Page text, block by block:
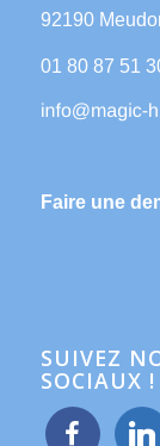
92190
01 80 87 51
Faire une
SUIVEZ
SOCIAUX !
facebook